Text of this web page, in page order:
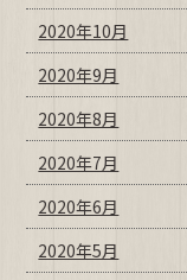
2020年10月
2020年9月
2020年8月
2020年7月
2020年6月
2020年5月